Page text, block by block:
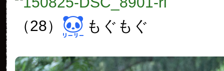
（28） もぐもぐ